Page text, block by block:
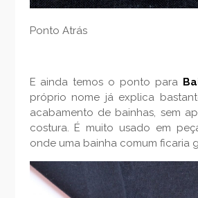
Ponto Atrás
E ainda temos o ponto para
próprio nome já explica
acabamento de bainhas, sem
costura. É muito usado em
onde uma bainha comum ficaria